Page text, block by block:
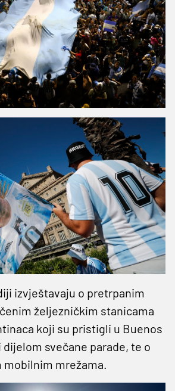
izvještavaju o pretrpanim
željezničkim stanicama
koji su pristigli u Buenos
svečane parade, te o
mrežama.